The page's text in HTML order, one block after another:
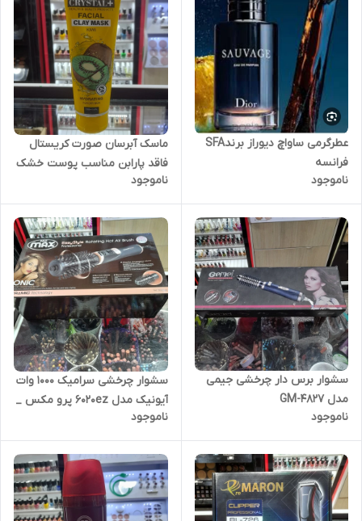
عطرگرمی ساواچ دیوراز برندSFA
فرانسه
ناموجود
ماسک آبرسان صورت کریستال
فاقد پارابن مناسب پوست خشک
-آبرسان پوست
ناموجود
سشوار برس دار چرخشی جیمی
مدل GM-4827
ناموجود
سشوار چرخشی سرامیک 1000 وات
آیونیک مدل 6020ez پرو مکس _
PROMAX
ناموجود